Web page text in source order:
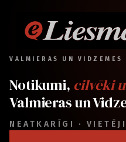
VALMIERAS UN VIDZEMES
Notikumi, cilvēki
Valmieras un
NEATKARĪGI · VIETĒJI